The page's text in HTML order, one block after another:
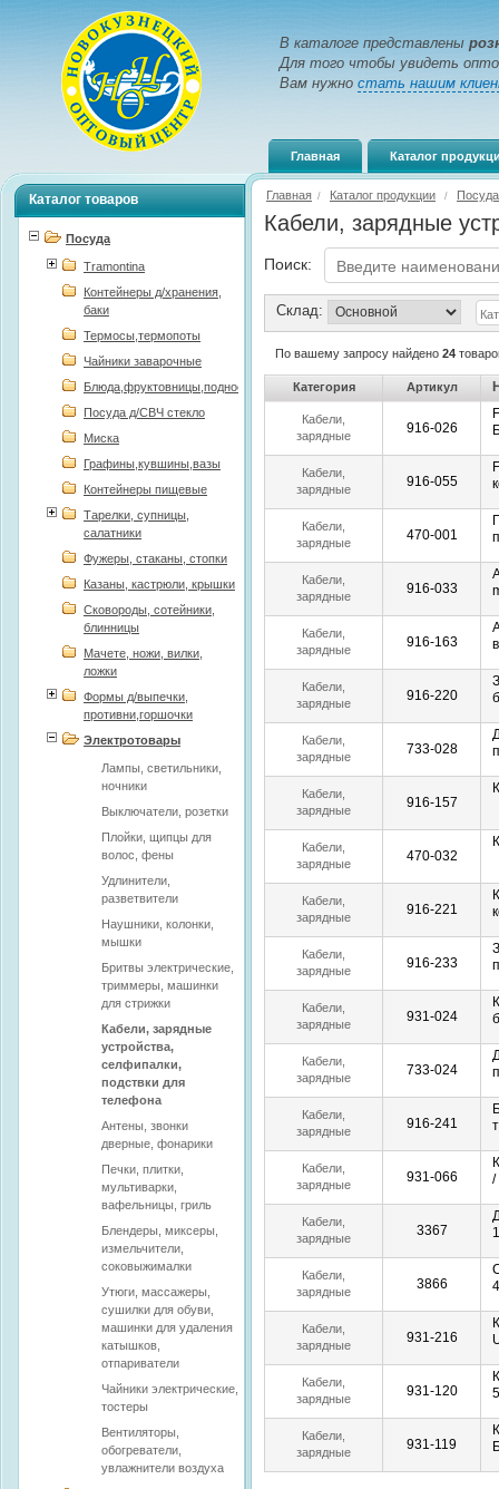
В каталоге представлены
Для того чтобы увидеть
Вам нужностать нашим
Главная Каталог
Каталог товаров
Посуда
Tramontina
Контейнеры д/хранения,
баки
Термосы,термопоты
Чайники заварочные
Блюда,фруктовницы,подносы
Посуда д/СВЧ стекло
Миска
Графины,кувшины,вазы
Контейнеры пищевые
Тарелки, супницы,
салатники
Фужеры, стаканы, стопки
Казаны, кастрюли, крышки
Сковороды, сотейники,
блинницы
Мачете, ножи, вилки,
ложки
Формы д/выпечки,
противни,горшочки
Электротовары
Лампы, светильники,
ночники
Выключатели, розетки
Плойки, щипцы для
волос, фены
Удлинители,
разветвители
Наушники, колонки,
мышки
Бритвы электрические,
триммеры, машинки
для стрижки
Кабели, зарядные
устройства,
селфипалки,
подствки для
телефона
Антены, звонки
дверные, фонарики
Печки, плитки,
мультиварки,
вафельницы, гриль
Блендеры, миксеры,
измельчители,
соковыжималки
Утюги, массажеры,
сушилки для обуви,
машинки для удаления
катышков,
отпариватели
Чайники электрические,
тостеры
Вентиляторы,
обогреватели,
увлажнители воздуха
Главная / Каталог продукции / Посуда
Кабели, зарядные
Поиск:
Склад:
По вашему запросу найдено 24
Категория Артикул
Кабели,
зарядные
устройства,
селфипалки,
подствки для
916-026
Кабели,
зарядные
устройства,
селфипалки,
подствки для
916-055
Кабели,
зарядные
устройства,
селфипалки,
подствки для
470-001
Кабели,
зарядные
устройства,
селфипалки,
подствки для
916-033
Кабели,
зарядные
устройства,
селфипалки,
подствки для
916-163
Кабели,
зарядные
устройства,
селфипалки,
подствки для
916-220
Кабели,
зарядные
устройства,
селфипалки,
подствки для
733-028
Кабели,
зарядные
устройства,
селфипалки,
подствки для
916-157
Кабели,
зарядные
устройства,
селфипалки,
подствки для
470-032
Кабели,
зарядные
устройства,
селфипалки,
подствки для
916-221
Кабели,
зарядные
устройства,
селфипалки,
подствки для
916-233
Кабели,
зарядные
устройства,
селфипалки,
подствки для
931-024
Кабели,
зарядные
устройства,
селфипалки,
подствки для
733-024
Кабели,
зарядные
устройства,
селфипалки,
подствки для
916-241
Кабели,
зарядные
устройства,
селфипалки,
подствки для
931-066
/
Кабели,
зарядные
устройства,
селфипалки,
подствки для
3367
Кабели,
зарядные
устройства,
селфипалки,
подствки для
3866
Кабели,
зарядные
устройства,
селфипалки,
подствки для
931-216
Кабели,
зарядные
устройства,
селфипалки,
подствки для
931-120
Кабели,
зарядные
устройства,
931-119